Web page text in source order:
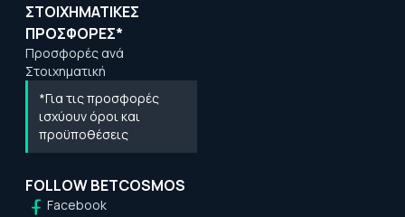
ΣΤΟΙΧΗΜΑΤΙΚΕΣ
ΠΡΟΣΦΟΡΕΣ*
Προσφορές ανά
Στοιχηματική
*Για τις προσφορές
ισχύουν όροι και
προϋποθέσεις
FOLLOW BETCOSMOS
Facebook